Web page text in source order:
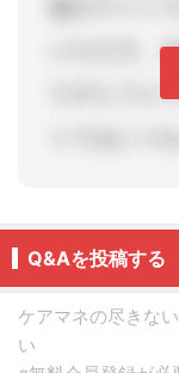
Q&Aを投稿する